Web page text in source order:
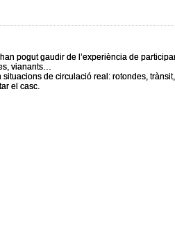
pogut gaudir de l’experiència de
vianants…
de circulació real: rotondes,
el casc.